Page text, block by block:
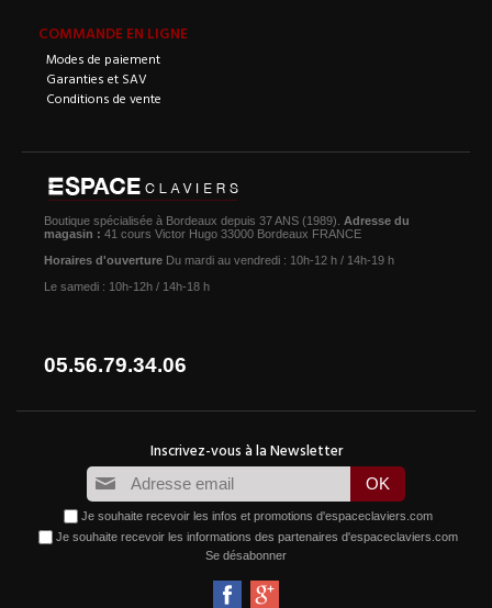
COMMANDE EN LIGNE
Modes de paiement
Garanties et SAV
Conditions de vente
Boutique spécialisée à Bordeaux depuis 37 ANS (1989). Adresse du
magasin : 41 cours Victor Hugo 33000 Bordeaux FRANCE
Horaires d'ouverture Du mardi au vendredi : 10h-12 h / 14h-19 h
Le samedi : 10h-12h / 14h-18 h
05.56.79.34.06
Je souhaite recevoir les infos et promotions d'espaceclaviers.com
Je souhaite recevoir les informations des partenaires d'espaceclaviers.com
Se désabonner